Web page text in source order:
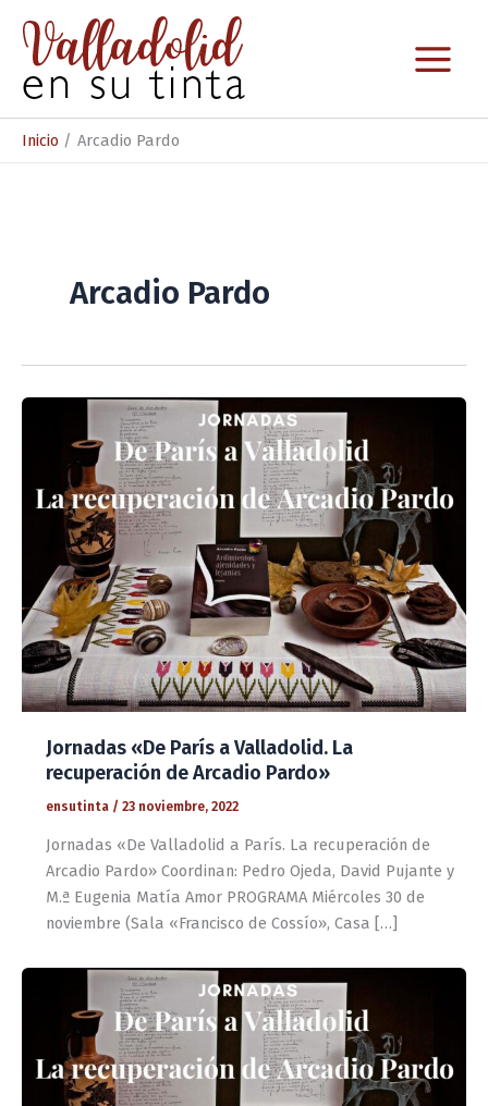
contenido
Inicio Arcadio Pardo
Arcadio Pardo
Jornadas «De París a Valladolid. La
recuperación de Arcadio Pardo»
ensutinta / 23 noviembre, 2022
Jornadas «De Valladolid a París. La recuperación de
Arcadio Pardo» Coordinan: Pedro Ojeda, David Pujante y
M.ª Eugenia Matía Amor PROGRAMA Miércoles 30 de
noviembre (Sala «Francisco de Cossío», Casa […]